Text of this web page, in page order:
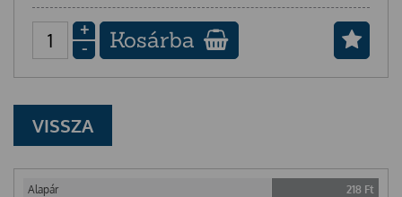
+
-
Kosárba
VISSZA
Alapár 218 Ft